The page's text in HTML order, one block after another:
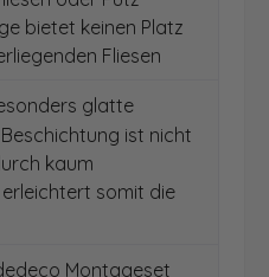
bietet keinen Platz
Fliesen
glatte
ist nicht
kaum
somit die
Montageset